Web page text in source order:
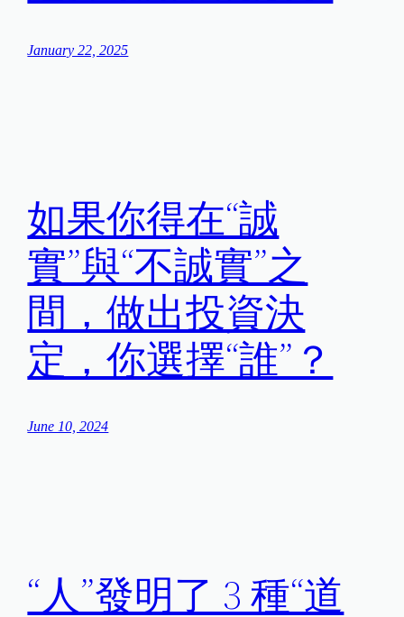
January 22, 2025
如果你得在“誠
實”與“不誠實”之
間，做出投資決
定，你選擇“誰”？
June 10, 2024
“人”發明了 3 種“道